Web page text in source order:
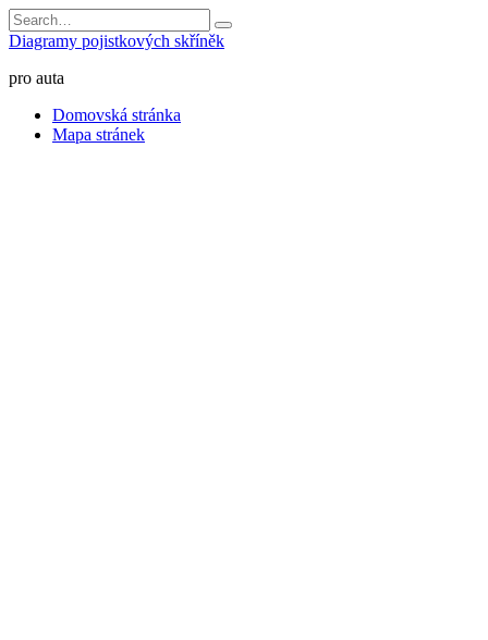
Skip
to
content
Search
for:
Diagramy pojistkových skříněk
pro auta
Domovská stránka
Mapa stránek